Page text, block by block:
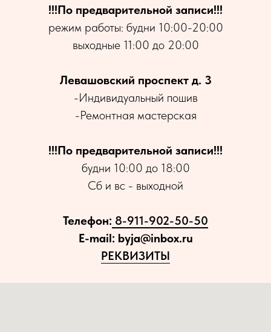
!!!По предварительной записи!!!
режим работы: будни 10:00-20:00
выходные 11:00 до 20:00
Левашовский проспект д. 3
-Индивидуальный пошив
-Ремонтная мастерская
!!!По предварительной записи!!!
будни 10:00 до 18:00
Сб и вс - выходной
Телефон: 8-911-902-50-50
E-mail: byja@inbox.ru
РЕКВИЗИТЫ